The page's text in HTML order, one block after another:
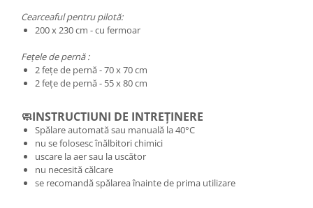
Cearceaful pentru pilotă:
200 x 230 cm - cu fermoar
Fețele de pernă :
2 fețe de pernă - 70 x 70 cm
2 fețe de pernă - 55 x 80 cm
🧼INSTRUCTIUNI DE INTREȚINERE
Spălare automată sau manuală la 40°C
nu se folosesc înălbitori chimici
uscare la aer sau la uscător
nu necesită călcare
se recomandă spălarea înainte de prima utilizare